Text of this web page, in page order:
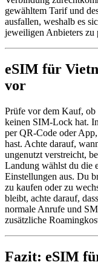
gewähltem Tarif und
ausfallen, weshalb es
jeweiligen Anbieters zu
eSIM für
vor
Prüfe vor dem Kauf, ob
keinen SIM-Lock hat.
per QR-Code oder
hast. Achte darauf,
ungenutzt verstreicht,
Landung wählst du die
Einstellungen aus. Du
zu kaufen oder zu
bleibt, achte darauf,
normale Anrufe und
zusätzliche
Fazit: eSIM